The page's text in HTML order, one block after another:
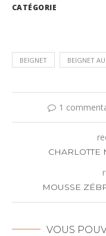
CATÉGORIE
BEIGNET BEIGNET
1
CHARLOTTE
MOUSSE
VOUS